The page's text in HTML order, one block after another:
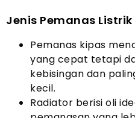
Jenis Pemanas
Pemanas kipas
yang cepat tetapi
kebisingan dan
kecil.
Radiator berisi oli